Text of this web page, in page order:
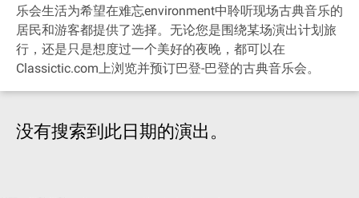
乐会生活为希望在难忘environment中聆听现场古典音乐的
居民和游客都提供了选择。无论您是围绕某场演出计划旅
行，还是只是想度过一个美好的夜晚，都可以在
Classictic.com上浏览并预订巴登-巴登的古典音乐会。
没有搜索到此日期的演出。